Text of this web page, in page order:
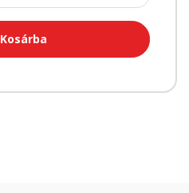
Kosárba